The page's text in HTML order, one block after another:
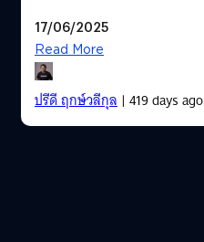
17/06/2025
Read More
ปรีดี ฤกษ์วลีกุล| 419 days ago